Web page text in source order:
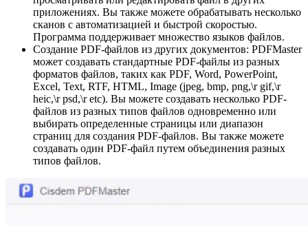
приложениях. Вы также можете обрабатывать несколько
сканов с автоматизацией и быстрой скоростью.
Программа поддерживает множество языков файлов.
Создание PDF-файлов из других документов: PDFMaster
может создавать стандартные PDF-файлы из разных
форматов файлов, таких как PDF, Word, PowerPoint,
Excel, Text, RTF, HTML, Image (jpeg, bmp, png,\r gif,\r
heic,\r psd,\r etc). Вы можете создавать несколько PDF-
файлов из разных типов файлов одновременно или
выбирать определенные страницы или диапазон
страниц для создания PDF-файлов. Вы также можете
создавать один PDF-файл путем объединения разных
типов файлов.